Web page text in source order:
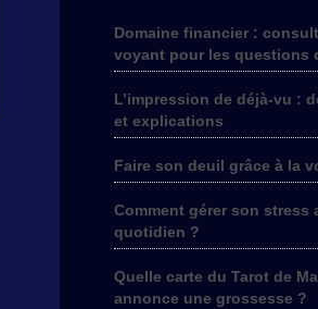
Domaine financier :
voyant pour les questions
L’impression de déjà-vu :
et explications
Faire son deuil grâce à la
Comment gérer son stress
quotidien ?
Quelle carte du Tarot de
annonce une grossesse ?